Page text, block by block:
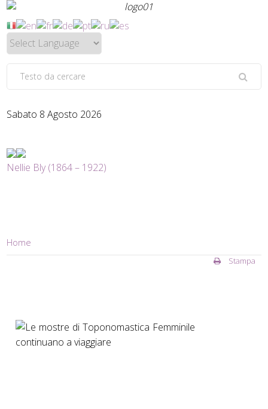
Sabato 8 Agosto 2026
Nellie Bly (1864 – 1922)
Home
Stampa